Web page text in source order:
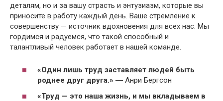
деталям, но и за вашу страсть и энтузиазм, которые вы
приносите в работу каждый день. Ваше стремление к
совершенству — источник вдохновения для всех нас. Мы
гордимся и радуемся, что такой способный и
талантливый человек работает в нашей команде.
«Один лишь труд заставляет людей быть
роднее друг друга.» ― Анри Бергсон
«Труд — это наша жизнь, и мы вкладываем в